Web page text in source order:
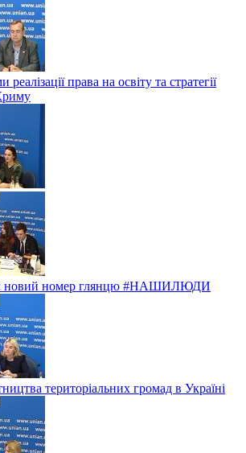
права на освіту та стратегії
новий номер глянцю #НАШИЛЮДИ
територіальних громад в Україні